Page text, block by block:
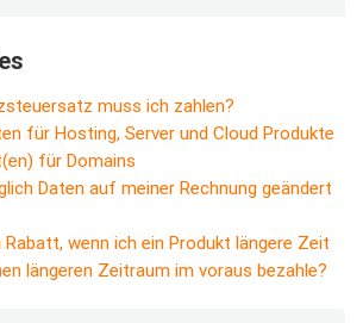
muss ich zahlen?
für Hosting, Server und Cloud Produkte
für Domains
Daten auf meiner Rechnung geändert
Rabatt, wenn ich ein Produkt längere Zeit
längeren Zeitraum im voraus bezahle?